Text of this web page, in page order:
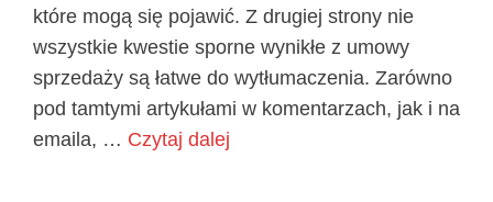
które mogą się pojawić. Z drugiej strony nie
wszystkie kwestie sporne wynikłe z umowy
sprzedaży są łatwe do wytłumaczenia. Zarówno
pod tamtymi artykułami w komentarzach, jak i na
emaila, … Czytaj dalej